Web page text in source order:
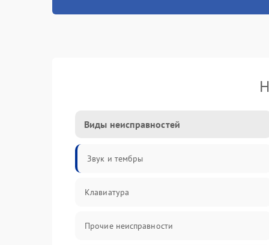
Виды неисправностей
Звук и тембры
Клавиатура
Прочие неисправности